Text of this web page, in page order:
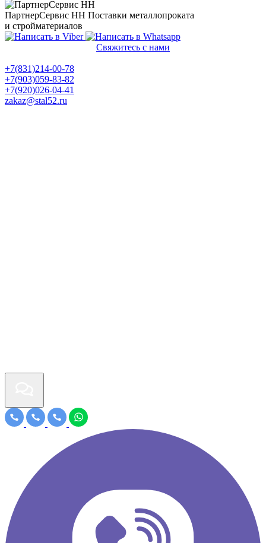
ПартнерСервис НН Поставки металлопроката
и стройматериалов
Свяжитесь с нами
+7(831)214-00-78
+7(903)059-83-82
+7(920)026-04-41
zakaz@stal52.ru